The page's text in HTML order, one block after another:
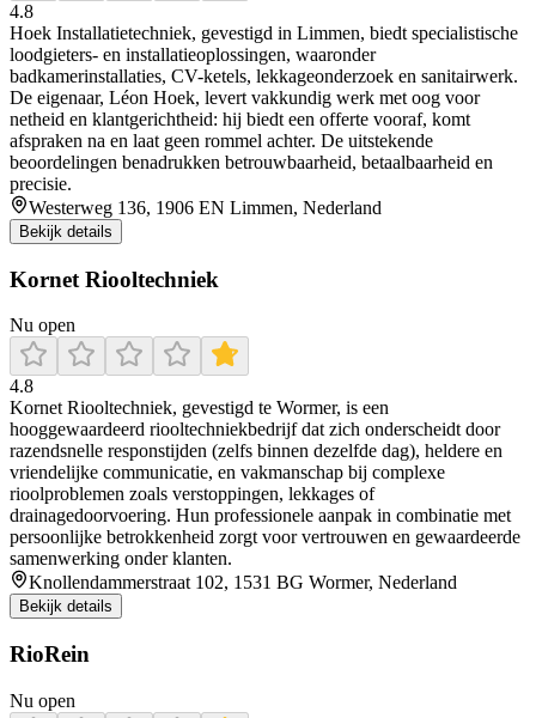
4.8
Hoek Installatietechniek, gevestigd in Limmen, biedt specialistische
loodgieters- en installatieoplossingen, waaronder
badkamerinstallaties, CV-ketels, lekkageonderzoek en sanitairwerk.
De eigenaar, Léon Hoek, levert vakkundig werk met oog voor
netheid en klantgerichtheid: hij biedt een offerte vooraf, komt
afspraken na en laat geen rommel achter. De uitstekende
beoordelingen benadrukken betrouwbaarheid, betaalbaarheid en
precisie.
Westerweg 136, 1906 EN Limmen, Nederland
Bekijk details
Kornet Riooltechniek
Nu open
4.8
Kornet Riooltechniek, gevestigd te Wormer, is een
hooggewaardeerd riooltechniekbedrijf dat zich onderscheidt door
razendsnelle responstijden (zelfs binnen dezelfde dag), heldere en
vriendelijke communicatie, en vakmanschap bij complexe
rioolproblemen zoals verstoppingen, lekkages of
drainagedoorvoering. Hun professionele aanpak in combinatie met
persoonlijke betrokkenheid zorgt voor vertrouwen en gewaardeerde
samenwerking onder klanten.
Knollendammerstraat 102, 1531 BG Wormer, Nederland
Bekijk details
RioRein
Nu open